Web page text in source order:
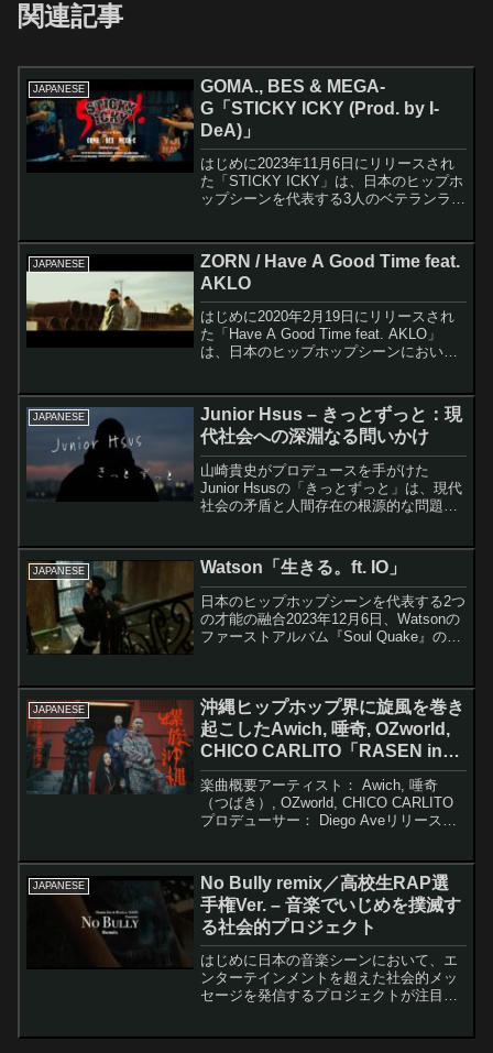
関連記事
JAPANESE
GOMA., BES & MEGA-
G「STICKY ICKY (Prod. by I-
DeA)」
はじめに2023年11月6日にリリースされ
た「STICKY ICKY」は、日本のヒップホ
ップシーンを代表する3人のベテランラッ
月に自死により亡くなった伝説...
JAPANESE
ZORN / Have A Good Time feat.
AKLO
はじめに2020年2月19日にリリースされ
た「Have A Good Time feat. AKLO」
は、日本のヒップホップシーンにおいて
ZORNとAKLOという異なるバッ...
JAPANESE
Junior Hsus – きっとずっと：現
代社会への深淵なる問いかけ
山崎貴史がプロデュースを手がけた
Junior Hsusの「きっとずっと」は、現代
社会の矛盾と人間存在の根源的な問題を
作品を超えて、現代を生きる我々すべて
に向けられた鋭利...
JAPANESE Watson「生きる。ft. IO」
日本のヒップホップシーンを代表する2つ
の才能の融合2023年12月6日、Watsonの
ファーストアルバム『Soul Quake』の7
Watsonと日本のヒップホッ...
JAPANESE
沖縄ヒップホップ界に旋風を巻き
起こしたAwich, 唾奇, OZworld,
CHICO CARLITO「RASEN in
OKINAWA」
楽曲概要アーティスト： Awich, 唾奇
（つばき）, OZworld, CHICO CARLITO
プロデューサー： Diego Aveリリース
JAPANESE
No Bully remix／高校生RAP選
手権Ver. – 音楽でいじめを撲滅す
る社会的プロジェクト
はじめに日本の音楽シーンにおいて、エ
ンターテインメントを超えた社会的メッ
セージを発信するプロジェクトが注目を